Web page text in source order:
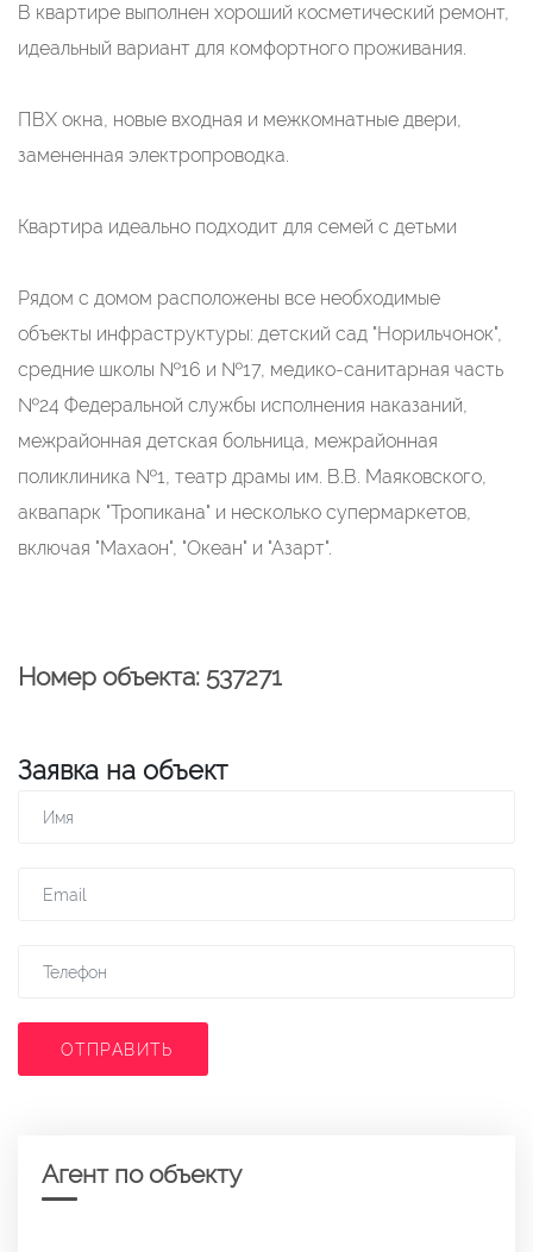
В квартире выполнен хороший косметический ремонт,
идеальный вариант для комфортного проживания.
ПВХ окна, новые входная и межкомнатные двери,
замененная электропроводка.
Квартира идеально подходит для семей с детьми
Рядом с домом расположены все необходимые
объекты инфраструктуры: детский сад "Норильчонок",
средние школы №16 и №17, медико-санитарная часть
№24 Федеральной службы исполнения наказаний,
межрайонная детская больница, межрайонная
поликлиника №1, театр драмы им. В.В. Маяковского,
аквапарк "Тропикана" и несколько супермаркетов,
включая "Махаон", "Океан" и "Азарт".
Номер объекта: 537271
Заявка на объект
ОТПРАВИТЬ
Агент по объекту